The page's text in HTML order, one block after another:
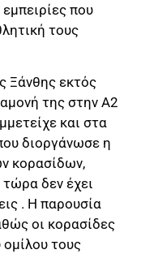
που
τους
Ξάνθης εκτός
της στην Α2
και στα
διοργάνωσε η
κορασίδων,
δεν έχει
. Η παρουσία
οι κορασίδες
τους